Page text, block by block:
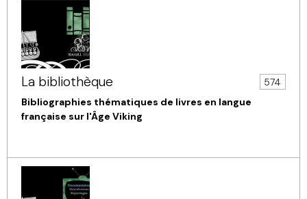
La bibliothèque
574
Bibliographies thématiques de livres en langue
française sur l'Âge Viking